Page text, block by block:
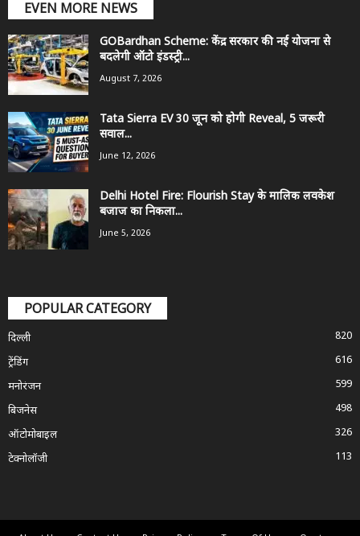
EVEN MORE NEWS
GOBardhan Scheme: केंद्र सरकार की नई योजना से
बदलेगी ऑटो इंडस्ट्री...
August 7, 2026
Tata Sierra EV 30 जून को होगी Reveal, 5 जरूरी
सवाल...
June 12, 2026
Delhi Hotel Fire: Flourish Stay के मालिक लवकेश
बजाज का निकला...
June 5, 2026
POPULAR CATEGORY
दिल्ली
820
ट्रेंडिंग
616
मनोरंजन
599
बिजनेस
498
ऑटोमोबाइल
326
टेक्नोलॉजी
113